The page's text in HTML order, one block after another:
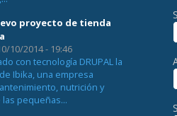
proyecto de tienda
10/2014 - 19:46
con tecnología DRUPAL la
Ibika, una empresa
nutrición y
pequeñas...